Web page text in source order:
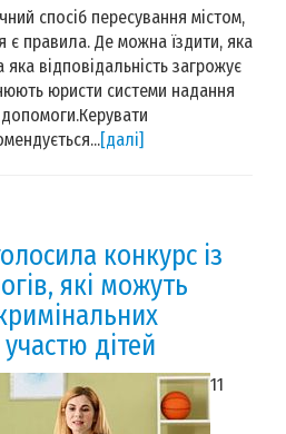
спосіб пересування містом,
є правила. Де можна їздити, яка
відповідальність загрожує
юристи системи надання
[далі]
конкурс із
які можуть
дітей
11